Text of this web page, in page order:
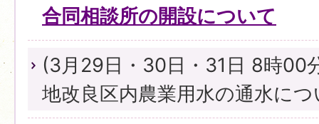
合同相談所の開設について
(3月29日・30日・31日 8時00
地改良区内農業用水の通水に